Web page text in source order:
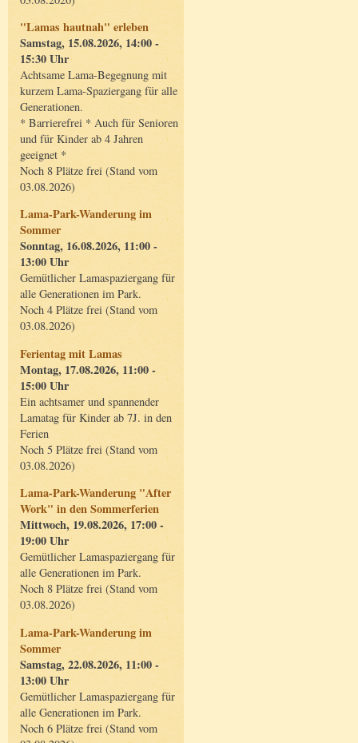
"Lamas hautnah" erleben
Samstag, 15.08.2026, 14:00 -
15:30 Uhr
Achtsame Lama-Begegnung mit
kurzem Lama-Spaziergang für alle
Generationen.
* Barrierefrei * Auch für Senioren
und für Kinder ab 4 Jahren
geeignet *
Noch 8 Plätze frei (Stand vom
03.08.2026)
Lama-Park-Wanderung im
Sommer
Sonntag, 16.08.2026, 11:00 -
13:00 Uhr
Gemütlicher Lamaspaziergang für
alle Generationen im Park.
Noch 4 Plätze frei (Stand vom
03.08.2026)
Ferientag mit Lamas
Montag, 17.08.2026, 11:00 -
15:00 Uhr
Ein achtsamer und spannender
Lamatag für Kinder ab 7J. in den
Ferien
Noch 5 Plätze frei (Stand vom
03.08.2026)
Lama-Park-Wanderung "After
Work" in den Sommerferien
Mittwoch, 19.08.2026, 17:00 -
19:00 Uhr
Gemütlicher Lamaspaziergang für
alle Generationen im Park.
Noch 8 Plätze frei (Stand vom
03.08.2026)
Lama-Park-Wanderung im
Sommer
Samstag, 22.08.2026, 11:00 -
13:00 Uhr
Gemütlicher Lamaspaziergang für
alle Generationen im Park.
Noch 6 Plätze frei (Stand vom